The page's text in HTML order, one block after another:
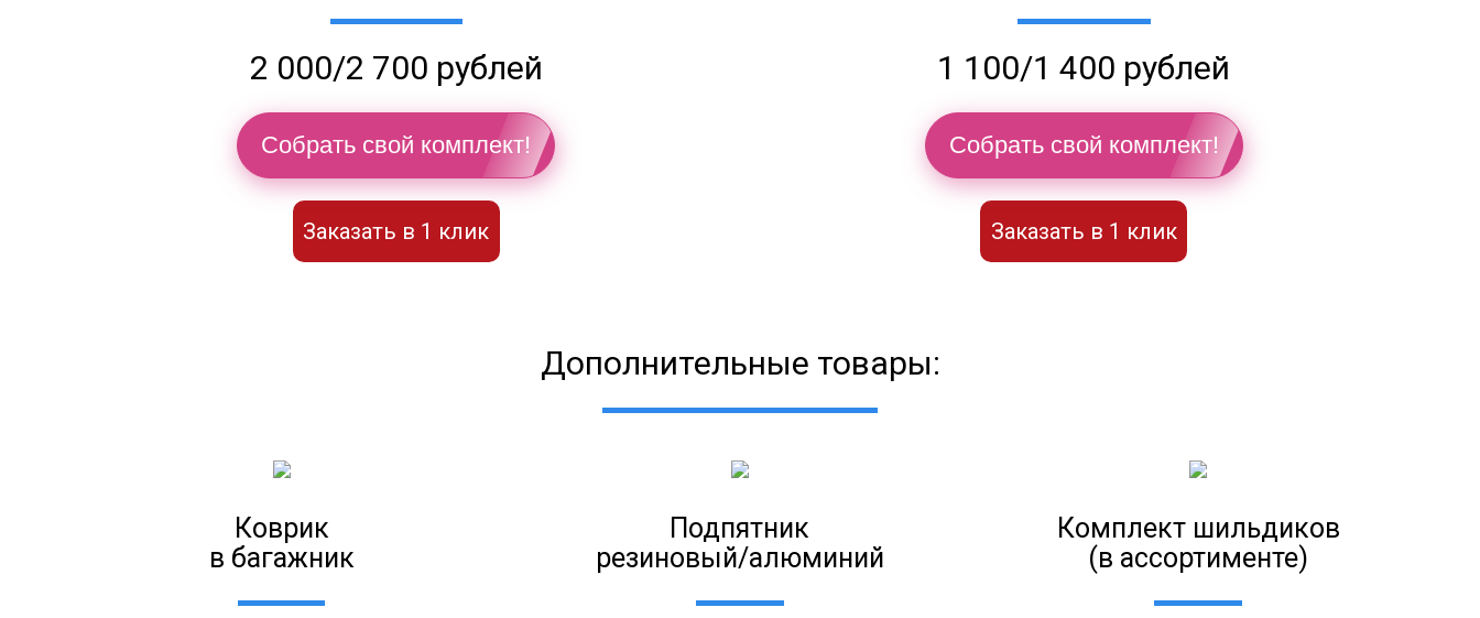
2 000/2 700 рублей
Собрать свой комплект!
Заказать в 1 клик
1 100/1 400 рублей
Собрать свой комплект!
Заказать в 1 клик
Дополнительные товары:
Коврик
в багажник
Подпятник
резиновый/алюминий
Комплект шильдиков
(в ассортименте)